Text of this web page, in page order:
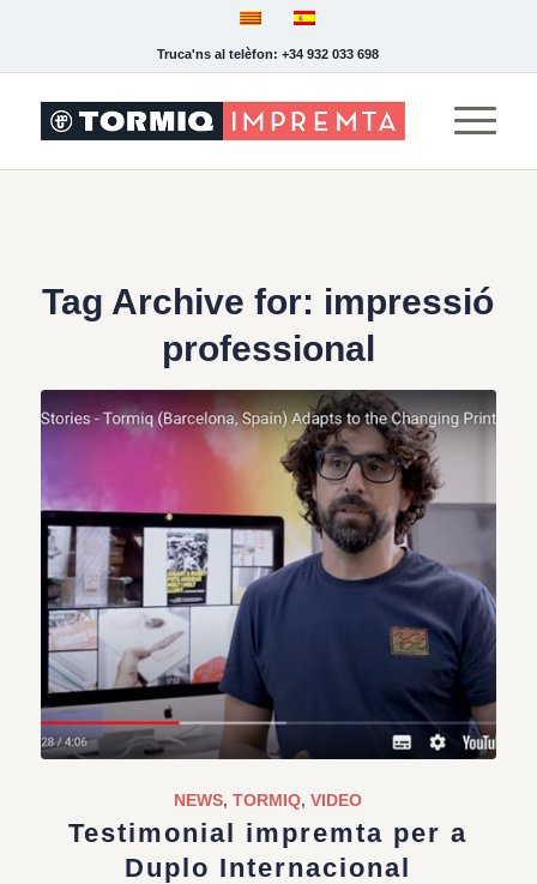
Truca'ns al telèfon: +34 932 033 698
Tag Archive for: impressió
professional
NEWS,TORMIQ,VIDEO
Testimonial impremta per a
Duplo Internacional